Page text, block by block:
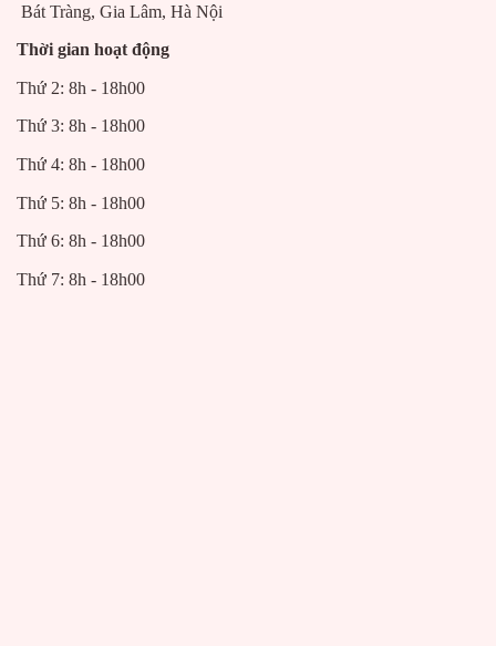
Bát Tràng, Gia Lâm, Hà Nội
Thời gian hoạt động
Thứ 2: 8h - 18h00
Thứ 3: 8h - 18h00
Thứ 4: 8h - 18h00
Thứ 5: 8h - 18h00
Thứ 6: 8h - 18h00
Thứ 7: 8h - 18h00